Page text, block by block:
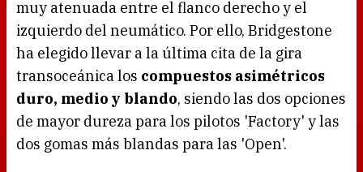
muy atenuada entre el flanco derecho y el
izquierdo del neumático. Por ello, Bridgestone
ha elegido llevar a la última cita de la gira
transoceánica los compuestos asimétricos
duro, medio y blando, siendo las dos opciones
de mayor dureza para los pilotos 'Factory' y las
dos gomas más blandas para las 'Open'.